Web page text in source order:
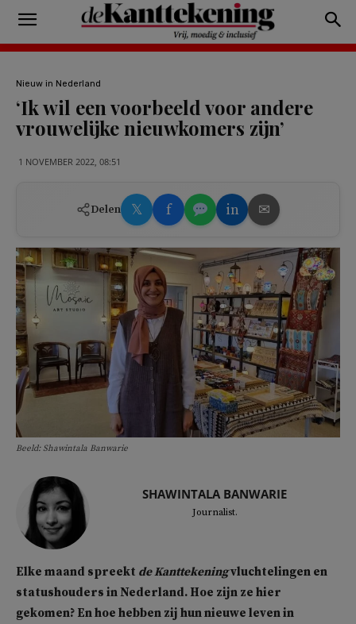
Nieuw in Nederland
‘Ik wil een voorbeeld voor andere
vrouwelijke nieuwkomers zijn’
1 NOVEMBER 2022, 08:51
Delen 𝕏 f in ✉
Beeld: Shawintala Banwarie
SHAWINTALA BANWARIE
Journalist.
Elke maand spreekt de Kanttekeningvluchtelingen en
statushouders in Nederland. Hoe zijn ze hier
gekomen? En hoe hebben zij hun nieuwe leven in